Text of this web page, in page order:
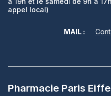
appel local)
MAIL :
Pharmacie Paris